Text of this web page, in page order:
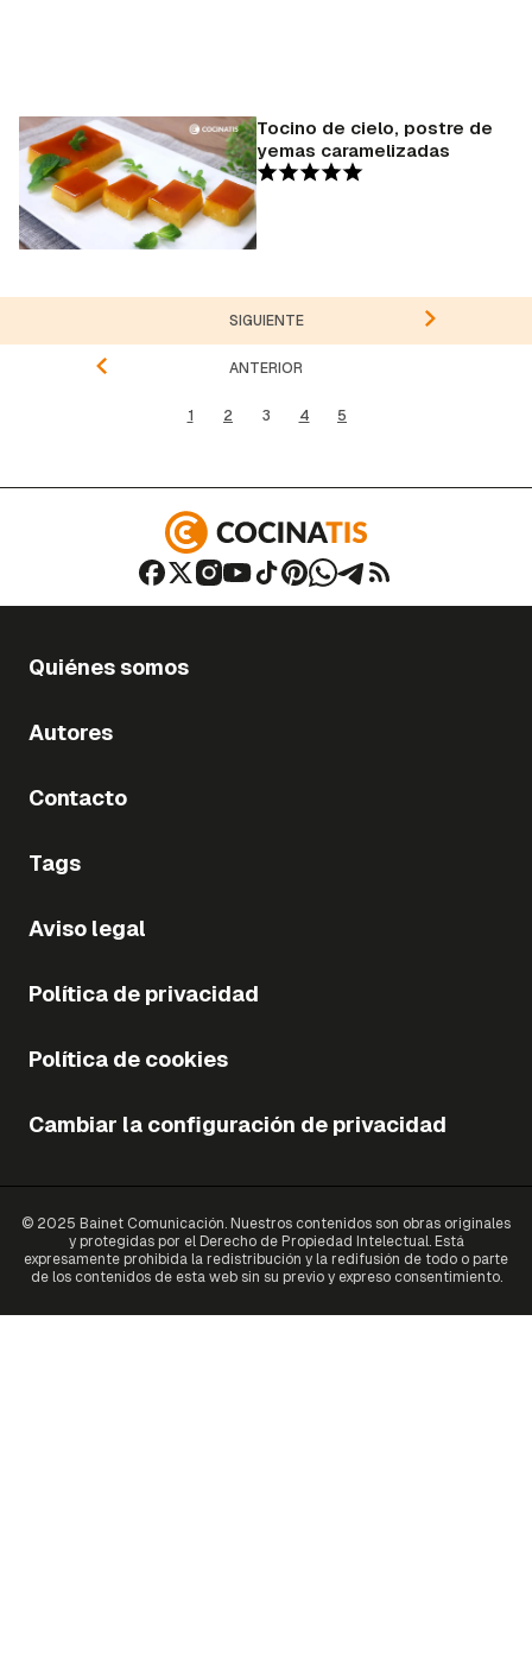
Tocino de cielo, postre de
yemas caramelizadas
ANTERIOR
1 2 3 4 5
SIGUIENTE
Quiénes somos
Autores
Contacto
Tags
Aviso legal
Política de privacidad
Política de cookies
Cambiar la configuración de privacidad
© 2025 Bainet Comunicación. Nuestros contenidos son obras originales
y protegidas por el Derecho de Propiedad Intelectual. Está
expresamente prohibida la redistribución y la redifusión de todo o parte
de los contenidos de esta web sin su previo y expreso consentimiento.